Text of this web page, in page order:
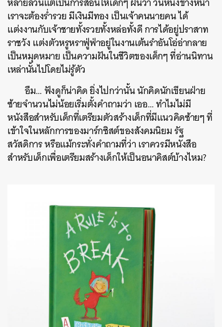
เราจะต้องร่ำรวย มีเงินมีทอง เป็นเจ้าคนนายคน ได้
แต่งงานกับเจ้าชายทั้งรวยทั้งหล่อทั้งดี การได้อยู่ปราสาท
ราชวัง แต่งตัวหรูหราฟู่ฟ่าอยู่ในงานเต้นรำอันโอ่อ่ากลาย
เป็นหมุดหมาย เป็นความฝันในชีวิตของเด็กๆ ที่อ่านนิทาน
เหล่านั้นไปโดยไม่รู้ตัว
อืม… ฟังดูก็น่าคิด ยิ่งไปกว่านั้น นักคิดนักเขียนฝ่าย
ซ้ายจำนวนไม่น้อยเริ่มตั้งคำถามว่า เออ… ทำไมไม่มี
หนังสือสำหรับเด็กที่เตรียมตัวสร้างเด็กที่มีแนวคิดซ้ายๆ ที่
เข้าใจในหลักการของมาร์กซิสต์ของสังคมนิยม รัฐ
สวัสดิการ หรือแม้กระทั่งคำถามที่ว่า เราควรมีหนังสือ
สำหรับเด็กเพื่อเตรียมสร้างเด็กให้เป็นอนาคิสต์บ้างไหม?